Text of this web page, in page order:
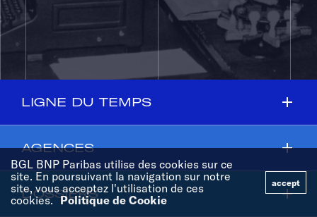
LIGNE DU TEMPS add
Découvrez l'histoire politique, socio-
économique et de la BGL à travers 90 dates-
clés
AGENCES add
Découvrez le développement du réseau des
DOSSIERS add
BGL BNP Paribas utilise des cookies sur ce
site. En poursuivant la navigation sur notre
site, vous acceptez l'utilisation de ces
cookies. Politique de Cookie
accept